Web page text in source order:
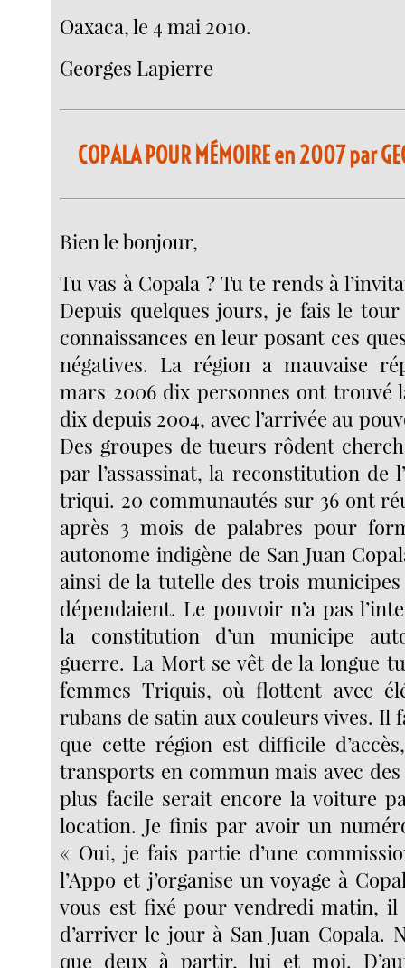
Oaxaca, le 4 mai 2010.
Georges Lapierre
COPALA POUR MÉMOIRE en 2007 par
Bien le bonjour,
Tu vas à Copala ? Tu te rends à
Depuis quelques jours, je fais le
connaissances en leur posant ces
négatives. La région a mauvaise
mars 2006 dix personnes ont trouvé
dix depuis 2004, avec l’arrivée au
Des groupes de tueurs rôdent
par l’assassinat, la reconstitution de
triqui. 20 communautés sur 36 ont
après 3 mois de palabres pour
autonome indigène de San Juan
ainsi de la tutelle des trois
dépendaient. Le pouvoir n’a pas
la constitution d’un municipe
guerre. La Mort se vêt de la longue
femmes Triquis, où flottent avec
rubans de satin aux couleurs vives. Il
que cette région est difficile
transports en commun mais avec
plus facile serait encore la voiture
location. Je finis par avoir un
« Oui, je fais partie d’une
l’Appo et j’organise un voyage à
vous est fixé pour vendredi matin,
d’arriver le jour à San Juan Copala.
que deux à partir, lui et moi.